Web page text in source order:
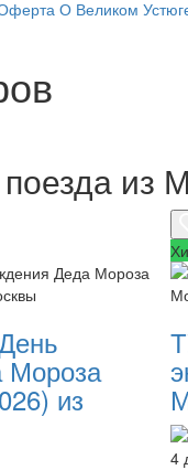
О Великом
из
Мороза
из
4